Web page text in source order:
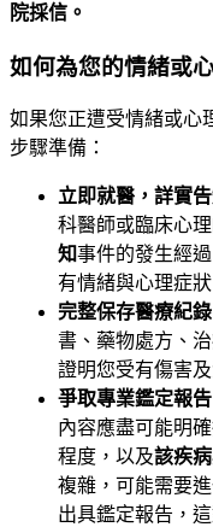
院採信。
如何為您的情緒或
如果您正遭受情緒或心
步驟準備：
立即就醫，詳實告
科醫師或臨床心
知事件的發生經
有情緒與心理症
完整保存醫療紀錄
書、藥物處方、
證明您受有傷害
爭取專業鑑定報告
內容應盡可能明
程度，以及該疾
複雜，可能需要
出具鑑定報告，